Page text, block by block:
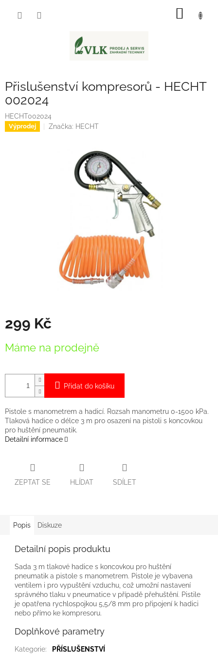
Přislušenství kompresorů - HECHT
002024
HECHT002024
Výprodej Značka: HECHT
299 Kč
cena:
Máme na prodejně
Přidat do košíku
Pistole s manometrem a hadicí. Rozsah manometru 0-1500 kPa.
Tlaková hadice o délce 3 m pro osazení na pistoli s koncovkou
pro huštění pneumatik.
Detailní informace
ZEPTAT SE HLÍDAT SDÍLET
Popis Diskuze
Detailní popis produktu
Sada 3 m tlakové hadice s koncovkou pro huštění
pneumatik a pistole s manometrem. Pistole je vybavena
ventilem i pro vypuštění vzduchu, což umožní nastavení
správného tlaku v pneumatice v případě přehuštění. Pistile
je opatřena rychlospojkou 5,5/8 mm pro připojení k hadici
nebo přímo ke kompresoru.
Doplňkové parametry
Kategorie: PŘÍSLUŠENSTVÍ